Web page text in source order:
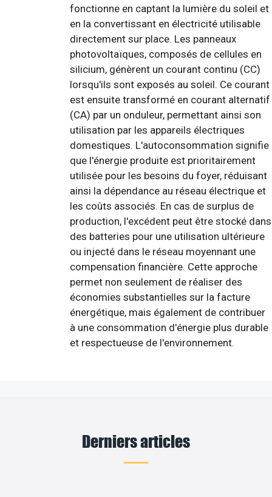
fonctionne en captant la lumière du soleil et
en la convertissant en électricité utilisable
directement sur place. Les panneaux
photovoltaïques, composés de cellules en
silicium, génèrent un courant continu (CC)
lorsqu'ils sont exposés au soleil. Ce courant
est ensuite transformé en courant alternatif
(CA) par un onduleur, permettant ainsi son
utilisation par les appareils électriques
domestiques. L'autoconsommation signifie
que l'énergie produite est prioritairement
utilisée pour les besoins du foyer, réduisant
ainsi la dépendance au réseau électrique et
les coûts associés. En cas de surplus de
production, l'excédent peut être stocké dans
des batteries pour une utilisation ultérieure
ou injecté dans le réseau moyennant une
compensation financière. Cette approche
permet non seulement de réaliser des
économies substantielles sur la facture
énergétique, mais également de contribuer
à une consommation d'énergie plus durable
et respectueuse de l'environnement.
Derniers articles